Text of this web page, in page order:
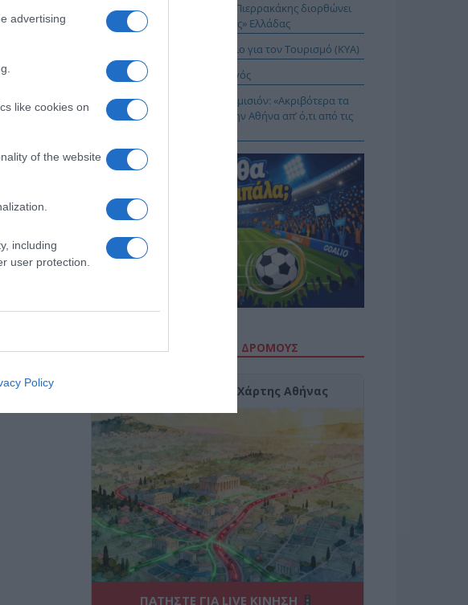
advertising
like cookies on
of the website
including
user protection.
Policy
Το… Δικαίωμα στη Σιωπή…: Ο Πιερρακάκης διορθώνει
την εικόνα μιας «διεφθαρμένης» Ελλάδας
Νέο Ειδικό Χωροταξικό Πλαίσιο για τον Τουρισμό (ΚΥΑ)
Όσιος Νικάνωρ ο θαυματουργός
Σάκης Αρναούτογλου προς Κομισιόν: «Ακριβότερα τα
διόδια από τους Ευζώνους στην Αθήνα απ’ ό,τι από τις
ΔΕΙΤΕ ΤΗΝ ΚΙΝΗΣΗ ΣΤΟΥΣ ΔΡΌΜΟΥΣ
Κίνηση Τώρα: Live Χάρτης Αθήνας
ΠΑΤΗΣΤΕ ΓΙΑ LIVE ΚΙΝΗΣΗ